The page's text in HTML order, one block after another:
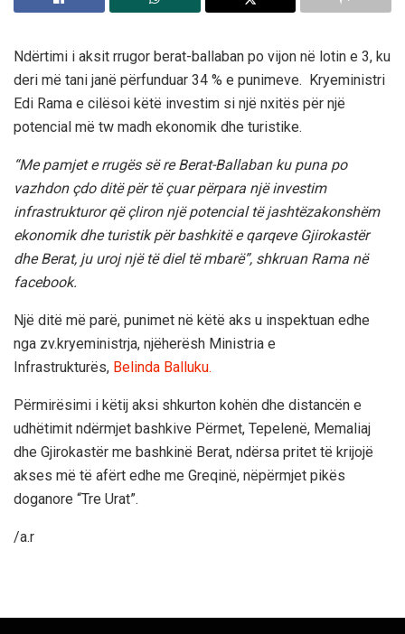
Ndërtimi i aksit rrugor berat-ballaban po vijon në lotin e 3, ku
deri më tani janë përfunduar 34 % e punimeve. Kryeministri
Edi Rama e cilësoi këtë investim si një nxitës për një
potencial më tw madh ekonomik dhe turistike.
“Me pamjet e rrugës së re Berat-Ballaban ku puna po
vazhdon çdo ditë për të çuar përpara një investim
infrastrukturor që çliron një potencial të jashtëzakonshëm
ekonomik dhe turistik për bashkitë e qarqeve Gjirokastër
dhe Berat, ju uroj një të diel të mbarë”, shkruan Rama në
facebook.
Një ditë më parë, punimet në këtë aks u inspektuan edhe
nga zv.kryeministrja, njëherësh Ministria e
Infrastrukturës, Belinda Balluku.
Përmirësimi i këtij aksi shkurton kohën dhe distancën e
udhëtimit ndërmjet bashkive Përmet, Tepelenë, Memaliaj
dhe Gjirokastër me bashkinë Berat, ndërsa pritet të krijojë
akses më të afërt edhe me Greqinë, nëpërmjet pikës
doganore “Tre Urat”.
/a.r